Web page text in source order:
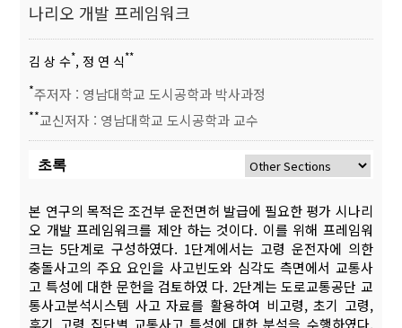
나리오 개발 프레임워크
김 상 수*, 정 연 식**
*주저자 : 영남대학교 도시공학과 박사과정
**교신저자 : 영남대학교 도시공학과 교수
초록
본 연구의 목적은 조건부 운전면허 발급에 필요한 평가 시나리
오 개발 프레임워크를 제안 하는 것이다. 이를 위해 프레임워
크는 5단계로 구성하였다. 1단계에서는 고령 운전자에 의한
충돌사고의 주요 요인을 사고빈도와 심각도 측면에서 교통사
고 특성에 대한 문헌을 검토하였 다. 2단계는 도로교통공단 교
통사고분석시스템 사고 자료를 활용하여 비고령, 초기 고령,
후기 고령 집단별 교통사고 특성에 대한 분석을 수행하였다.